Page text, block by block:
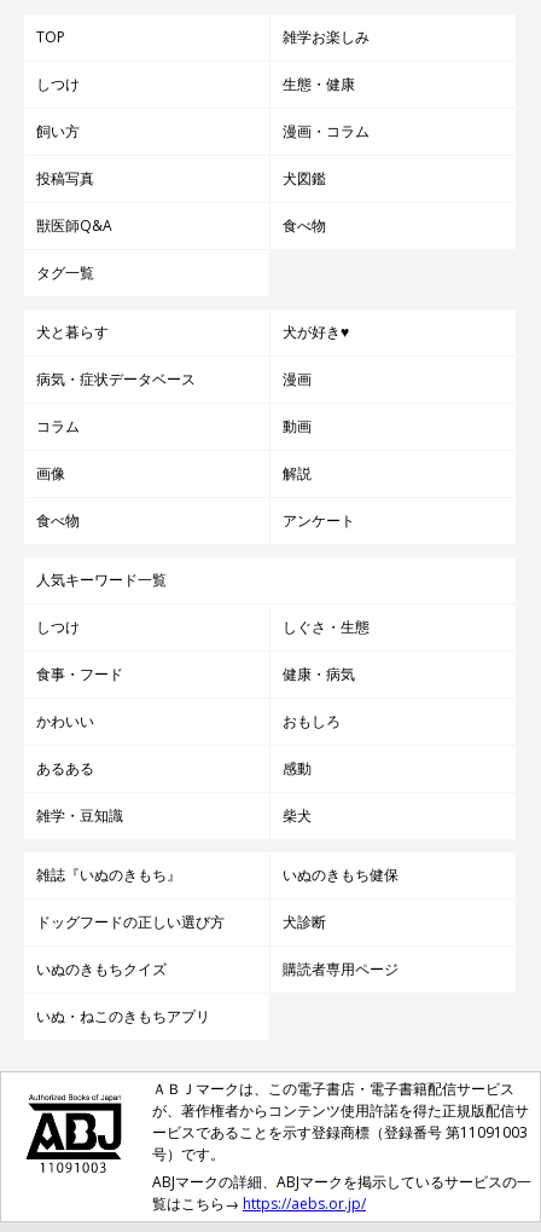
TOP 雑学お楽しみ
しつけ 生態・健康
飼い方 漫画・コラム
投稿写真 犬図鑑
獣医師Q&A 食べ物
タグ一覧
犬と暮らす 犬が好き♥
病気・症状データベース 漫画
コラム 動画
画像 解説
食べ物 アンケート
人気キーワード一覧
しつけ しぐさ・生態
食事・フード 健康・病気
かわいい おもしろ
あるある 感動
雑学・豆知識 柴犬
雑誌『いぬのきもち』 いぬのきもち健保
ドッグフードの正しい選び方 犬診断
いぬのきもちクイズ 購読者専用ページ
いぬ・ねこのきもちアプリ
ＡＢＪマークは、この電子書店・電子書籍配信サービス
が、著作権者からコンテンツ使用許諾を得た正規版配信サ
ービスであることを示す登録商標（登録番号 第11091003
号）です。
ABJマークの詳細、ABJマークを掲示しているサービスの一
覧はこちら→ https://aebs.or.jp/